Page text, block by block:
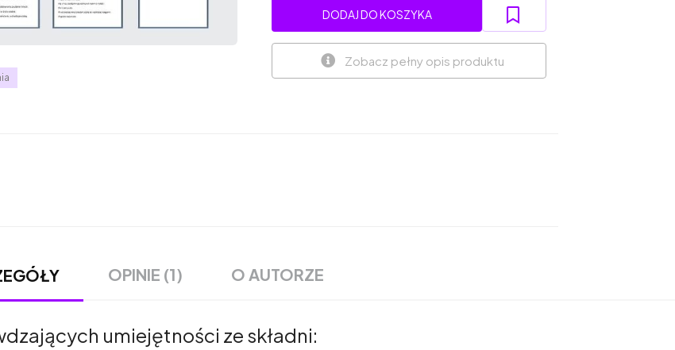
DODAJ DO KOSZYKA
Zobacz pełny opis produktu
OPINIE (1) O AUTORZE
umiejętności ze składni: